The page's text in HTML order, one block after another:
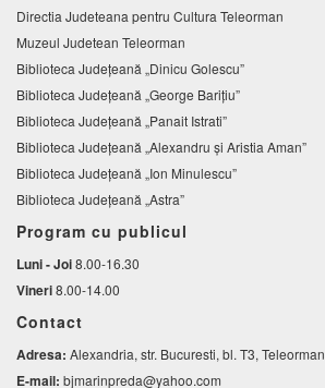
Directia Judeteana pentru Cultura Teleorman
Muzeul Judetean Teleorman
Biblioteca Judeţeană „Dinicu Golescu”
Biblioteca Județeană „George Barițiu”
Biblioteca Judeţeană „Panait Istrati”
Biblioteca Judeţeană „Alexandru şi Aristia Aman”
Biblioteca Judeţeană „Ion Minulescu”
Biblioteca Județeană „Astra”
Program cu publicul
Luni - Joi8.00-16.30
Vineri8.00-14.00
Contact
Adresa: Alexandria, str. Bucuresti, bl. T3, Teleorman
E-mail: bjmarinpreda@yahoo.com